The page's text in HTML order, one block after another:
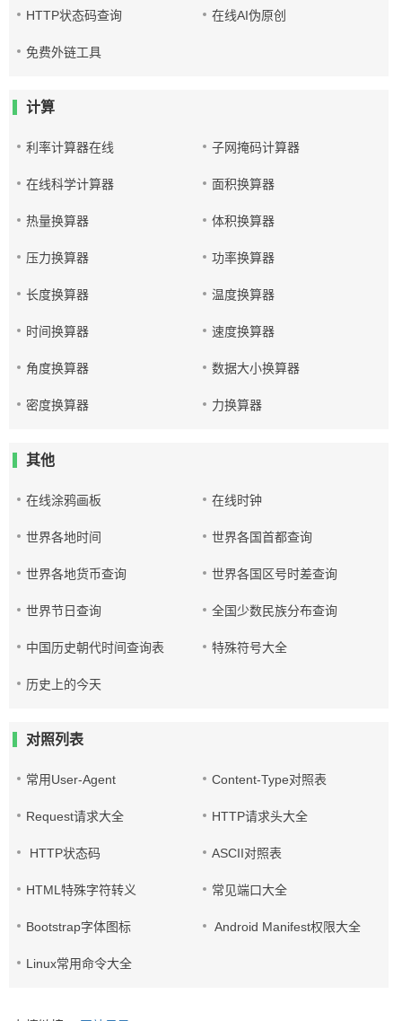
HTTP状态码查询 在线AI伪原创
免费外链工具
计算
利率计算器在线 子网掩码计算器
在线科学计算器 面积换算器
热量换算器 体积换算器
压力换算器 功率换算器
长度换算器 温度换算器
时间换算器 速度换算器
角度换算器 数据大小换算器
密度换算器 力换算器
其他
在线涂鸦画板 在线时钟
世界各地时间 世界各国首都查询
世界各地货币查询 世界各国区号时差查询
世界节日查询 全国少数民族分布查询
中国历史朝代时间查询表 特殊符号大全
历史上的今天
对照列表
常用User-Agent Content-Type对照表
Request请求大全 HTTP请求头大全
HTTP状态码 ASCII对照表
HTML特殊字符转义 常见端口大全
Bootstrap字体图标 Android Manifest权限大全
Linux常用命令大全